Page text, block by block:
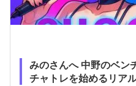
みのさんへ 中野のベン
チャトレを始めるリア